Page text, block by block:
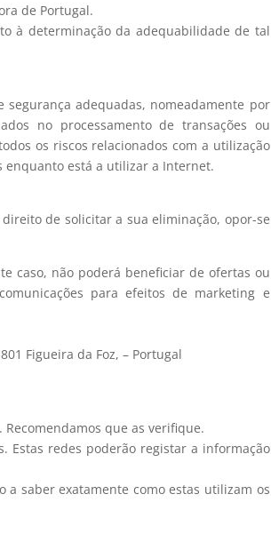
de Portugal.
à determinação da adequabilidade de tal
segurança adequadas, nomeadamente por
no processamento de transações ou
os riscos relacionados com a utilização
enquanto está a utilizar a Internet.
de solicitar a sua eliminação, opor-se
caso, não poderá beneficiar de ofertas ou
para efeitos de marketing e
Figueira da Foz, – Portugal
que as verifique.
Estas redes poderão registar a informação
a saber exatamente como estas utilizam os